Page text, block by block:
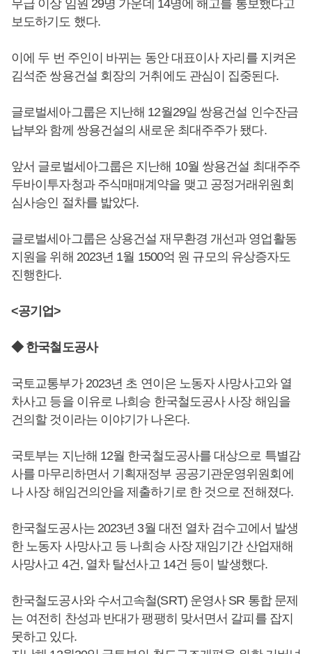
무급 이상 임원 29명 가운데 14명에 해고를 통보했다고
보도하기도 했다.
이에 두 번 주인이 바뀌는 동안 대표이사 자리를 지켜온
김석준 쌍용건설 회장의 거취에도 관심이 집중된다.
글로벌세아그룹은 지난해 12월29일 쌍용건설 인수잔금
납부와 함께 쌍용건설의 새로운 최대주주가 됐다.
앞서 글로벌세아그룹은 지난해 10월 쌍용건설 최대주주
두바이투자청과 주식매매계약을 맺고 공정거래위원회
심사승인 절차를 밟았다.
글로벌세아그룹은 상용건설 재무환경 개선과 영업활동
지원을 위해 2023년 1월 1500억 원 규모의 유상증자도
진행한다.
<공기업>
◆ 한국철도공사
국토교통부가 2023년 초 연이은 노동자 사망사고와 열
차사고 등을 이유로 나희승 한국철도공사 사장 해임을
건의할 것이라는 이야기가 나온다.
국토부는 지난해 12월 한국철도공사를 대상으로 특별감
사를 마무리하면서 기획재정부 공공기관운영위원회에
나 사장 해임건의안을 제출하기로 한 것으로 전해졌다.
한국철도공사는 2023년 3월 대전 열차 검수고에서 발생
한 노동자 사망사고 등 나희승 사장 재임기간 산업재해
사망사고 4건, 열차 탈선사고 14건 등이 발생했다.
한국철도공사와 수서고속철(SRT) 운영사 SR 통합 문제
는 여전히 찬성과 반대가 팽팽히 맞서면서 갈피를 잡지
못하고 있다.